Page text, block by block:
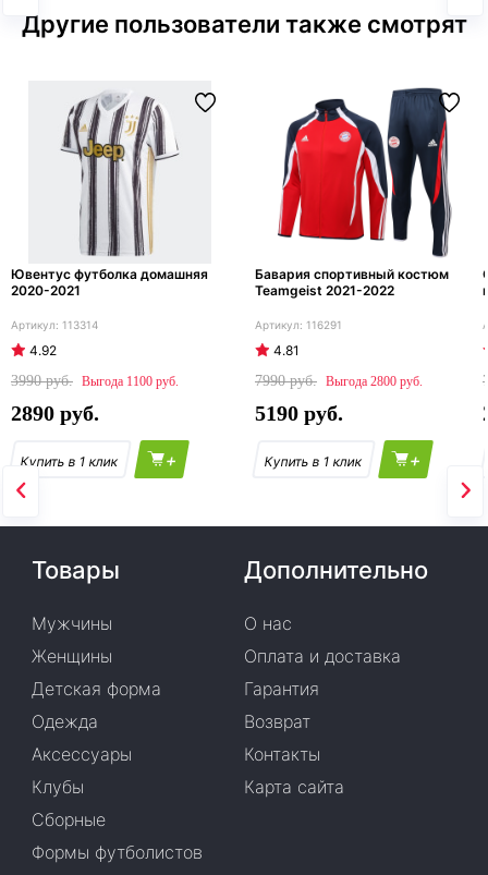
Другие пользователи также смотрят
Ювентус футболка домашняя
2020-2021
113314
4.92
3990
1100
2890
+
Бавария спортивный костюм
Teamgeist 2021-2022
116291
4.81
7990
2800
5190
+
Товары
Мужчины
Женщины
Детская форма
Одежда
Аксессуары
Клубы
Сборные
Формы футболистов
Дополнительно
О нас
Оплата и доставка
Гарантия
Возврат
Контакты
Карта сайта